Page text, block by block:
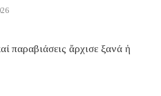
παραβιάσεις ἄρχισε ξανά ἡ